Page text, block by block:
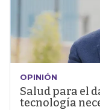
OPINIÓN
Salud para el
tecnología